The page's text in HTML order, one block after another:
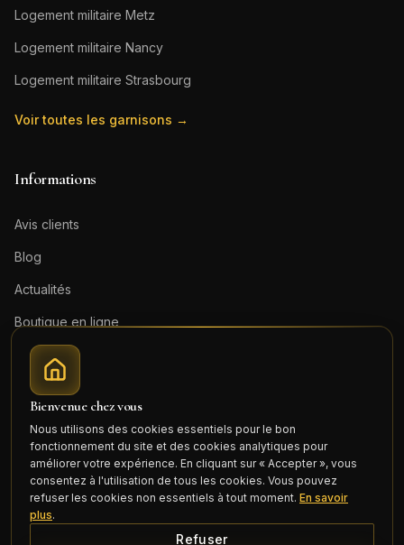
Logement militaire Metz
Logement militaire Nancy
Logement militaire Strasbourg
Voir toutes les garnisons →
Informations
Avis clients
Blog
Actualités
Boutique en ligne
Contact
Mentions légales
Connexion
Bienvenue chez vous
Nous utilisons des cookies essentiels pour le bon
fonctionnement du site et des cookies analytiques pour
améliorer votre expérience. En cliquant sur « Accepter », vous
consentez à l'utilisation de tous les cookies. Vous pouvez
refuser les cookies non essentiels à tout moment. En savoir
plus.
Refuser